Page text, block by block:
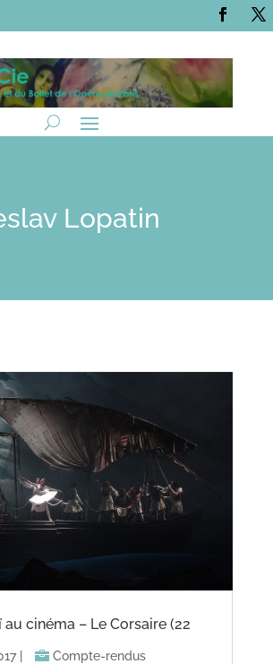
Lopatin
cinéma – Le Corsaire (22
|
Compte-rendus